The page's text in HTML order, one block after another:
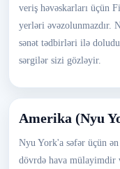
veriş həvəskarları üçün
yerləri əvəzolunmazdır.
sənət tədbirləri ilə
sərgilər sizi gözləyir.
Amerika (Nyu
Nyu York'a səfər üçün
dövrdə hava mülayimdir